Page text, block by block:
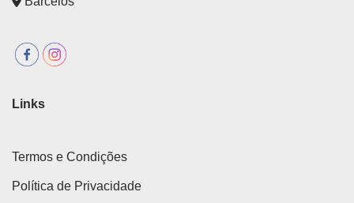
Links
Termos e Condições
Política de Privacidade